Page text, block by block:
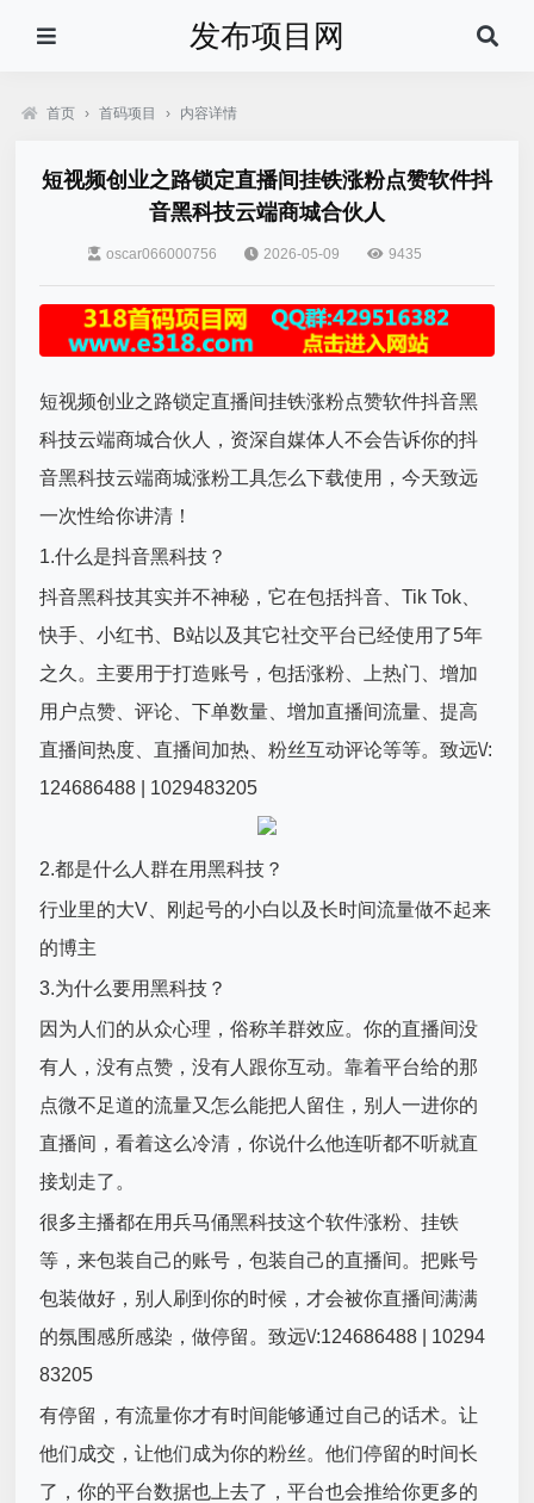
发布项目网
首页 › 首码项目 › 内容详情
短视频创业之路锁定直播间挂铁涨粉点赞软件抖
音黑科技云端商城合伙人
oscar066000756 2026-05-09 9435
短视频创业之路锁定直播间挂铁涨粉点赞软件抖音黑
科技云端商城合伙人，资深自媒体人不会告诉你的抖
音黑科技云端商城涨粉工具怎么下载使用，今天致远
一次性给你讲清！
1.什么是抖音黑科技？
抖音黑科技其实并不神秘，它在包括抖音、Tik Tok、
快手、小红书、B站以及其它社交平台已经使用了5年
之久。主要用于打造账号，包括涨粉、上热门、增加
用户点赞、评论、下单数量、增加直播间流量、提高
直播间热度、直播间加热、粉丝互动评论等等。致远\/:
124686488 | 1029483205
2.都是什么人群在用黑科技？
行业里的大V、刚起号的小白以及长时间流量做不起来
的博主
3.为什么要用黑科技？
因为人们的从众心理，俗称羊群效应。你的直播间没
有人，没有点赞，没有人跟你互动。靠着平台给的那
点微不足道的流量又怎么能把人留住，别人一进你的
直播间，看着这么冷清，你说什么他连听都不听就直
接划走了。
很多主播都在用兵马俑黑科技这个软件涨粉、挂铁
等，来包装自己的账号，包装自己的直播间。把账号
包装做好，别人刷到你的时候，才会被你直播间满满
的氛围感所感染，做停留。致远\/:124686488 | 10294
83205
有停留，有流量你才有时间能够通过自己的话术。让
他们成交，让他们成为你的粉丝。他们停留的时间长
了，你的平台数据也上去了，平台也会推给你更多的